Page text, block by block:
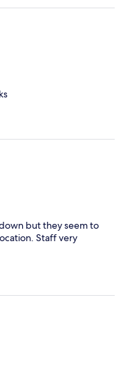
but they seem to
Staff very